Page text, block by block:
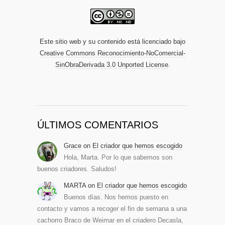
Este sitio web y su contenido está licenciado bajo
Creative Commons Reconocimiento-NoComercial-
SinObraDerivada 3.0 Unported License.
ÚLTIMOS COMENTARIOS
Grace on El criador que hemos escogido
Hola, Marta. Por lo que sabemos son
buenos criadores. Saludos!
MARTA on El criador que hemos escogido
Buenos días. Nos hemos puesto en
contacto y vamos a recoger el fin de semana a una
cachorro Braco de Weimar en el criadero Decasla,